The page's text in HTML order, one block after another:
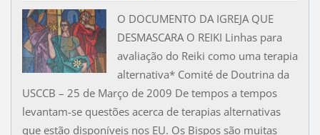
O DOCUMENTO DA IGREJA QUE
DESMASCARA O REIKI Linhas para
avaliação do Reiki como uma terapia
alternativa* Comité de Doutrina da
USCCB – 25 de Março de 2009 De tempos a tempos
levantam-se questões acerca de terapias alternativas
que estão disponíveis nos EU. Os Bispos são muitas